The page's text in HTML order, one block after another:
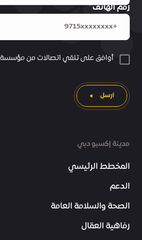
مدينة إكسبو دبي
المخطط الرئيسي
الدعم
الصحة والسلامة العامة
رفاهية العمّال
رقم الهاتف
أوافق على تلقي اتصالات من
ارسل